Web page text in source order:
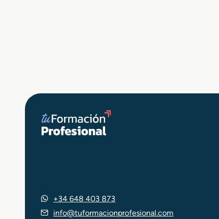
+34 648 403 873
info@tuformacionprofesional.com